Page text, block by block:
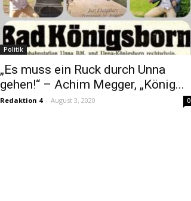
Politik
„Es muss ein Ruck durch Unna
gehen!“ – Achim Megger, „König...
Redaktion 4 - August 3, 2020 0